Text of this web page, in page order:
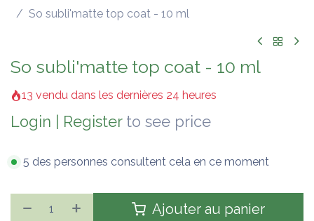
So subli'matte top coat - 10 ml
So subli'matte top coat - 10 ml
13 vendu dans les dernières 24 heures
Login Register to see price
5 des personnes consultent cela en ce moment
Ajouter au panier